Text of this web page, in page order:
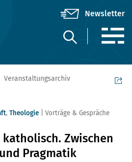
Veranstaltungsarchiv
, Theologie Vorträge & Gespräche
Zwischen
Pragmatik